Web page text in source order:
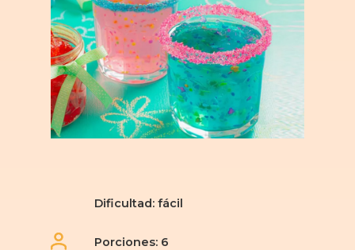
Dificultad: fácil
Porciones: 6